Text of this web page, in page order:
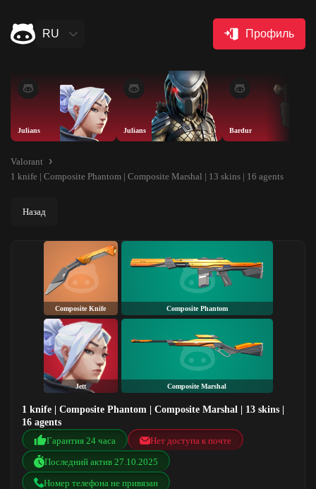
RU Профиль
Julians Julians Bardur
Valorant
1 knife | Composite Phantom | Composite Marshal | 13 skins | 16 agents
Назад
Composite Knife Composite Phantom
Jett Composite Marshal
1 knife | Composite Phantom | Composite Marshal | 13 skins |
16 agents
Гарантия 24 часа
Нет доступа к почте
Последний актив 27.10.2025
Номер телефона не привязан